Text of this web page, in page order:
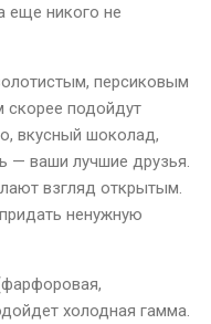
еще никого не
персиковым
подойдут
вкусный шоколад,
— ваши лучшие друзья.
взгляд открытым.
ненужную
холодная гамма.